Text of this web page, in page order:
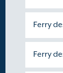
Ferry
Ferry